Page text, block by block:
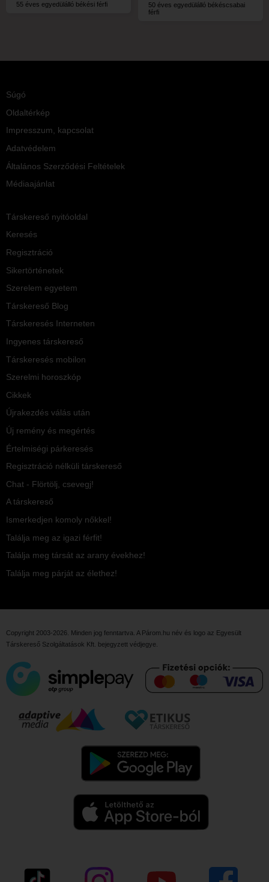
55 éves egyedülálló békési férfi
50 éves egyedülálló békéscsabai
férfi
Súgó
Oldaltérkép
Impresszum, kapcsolat
Adatvédelem
Általános Szerződési Feltételek
Médiaajánlat
Társkereső nyitóoldal
Keresés
Regisztráció
Sikertörténetek
Szerelem egyetem
Társkereső Blog
Társkeresés Interneten
Ingyenes társkereső
Társkeresés mobilon
Szerelmi horoszkóp
Cikkek
Újrakezdés válás után
Új remény és megértés
Értelmiségi párkeresés
Regisztráció nélküli társkereső
Chat - Flörtölj, csevegj!
A társkereső
Ismerkedjen komoly nőkkel!
Találja meg az igazi férfit!
Találja meg társát az arany évekhez!
Találja meg párját az élethez!
Copyright 2003-2026. Minden jog fenntartva. A Párom.hu név és logo az Egyesült
Társkereső Szolgáltatások Kft. bejegyzett védjegye.